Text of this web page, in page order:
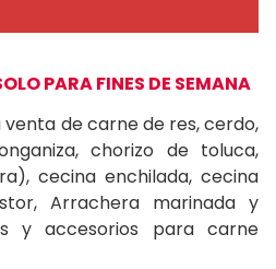
PARA FINES DE SEMANA
de carne de res, cerdo,
chorizo de toluca,
cecina enchilada, cecina
Arrachera marinada y
y accesorios para carne